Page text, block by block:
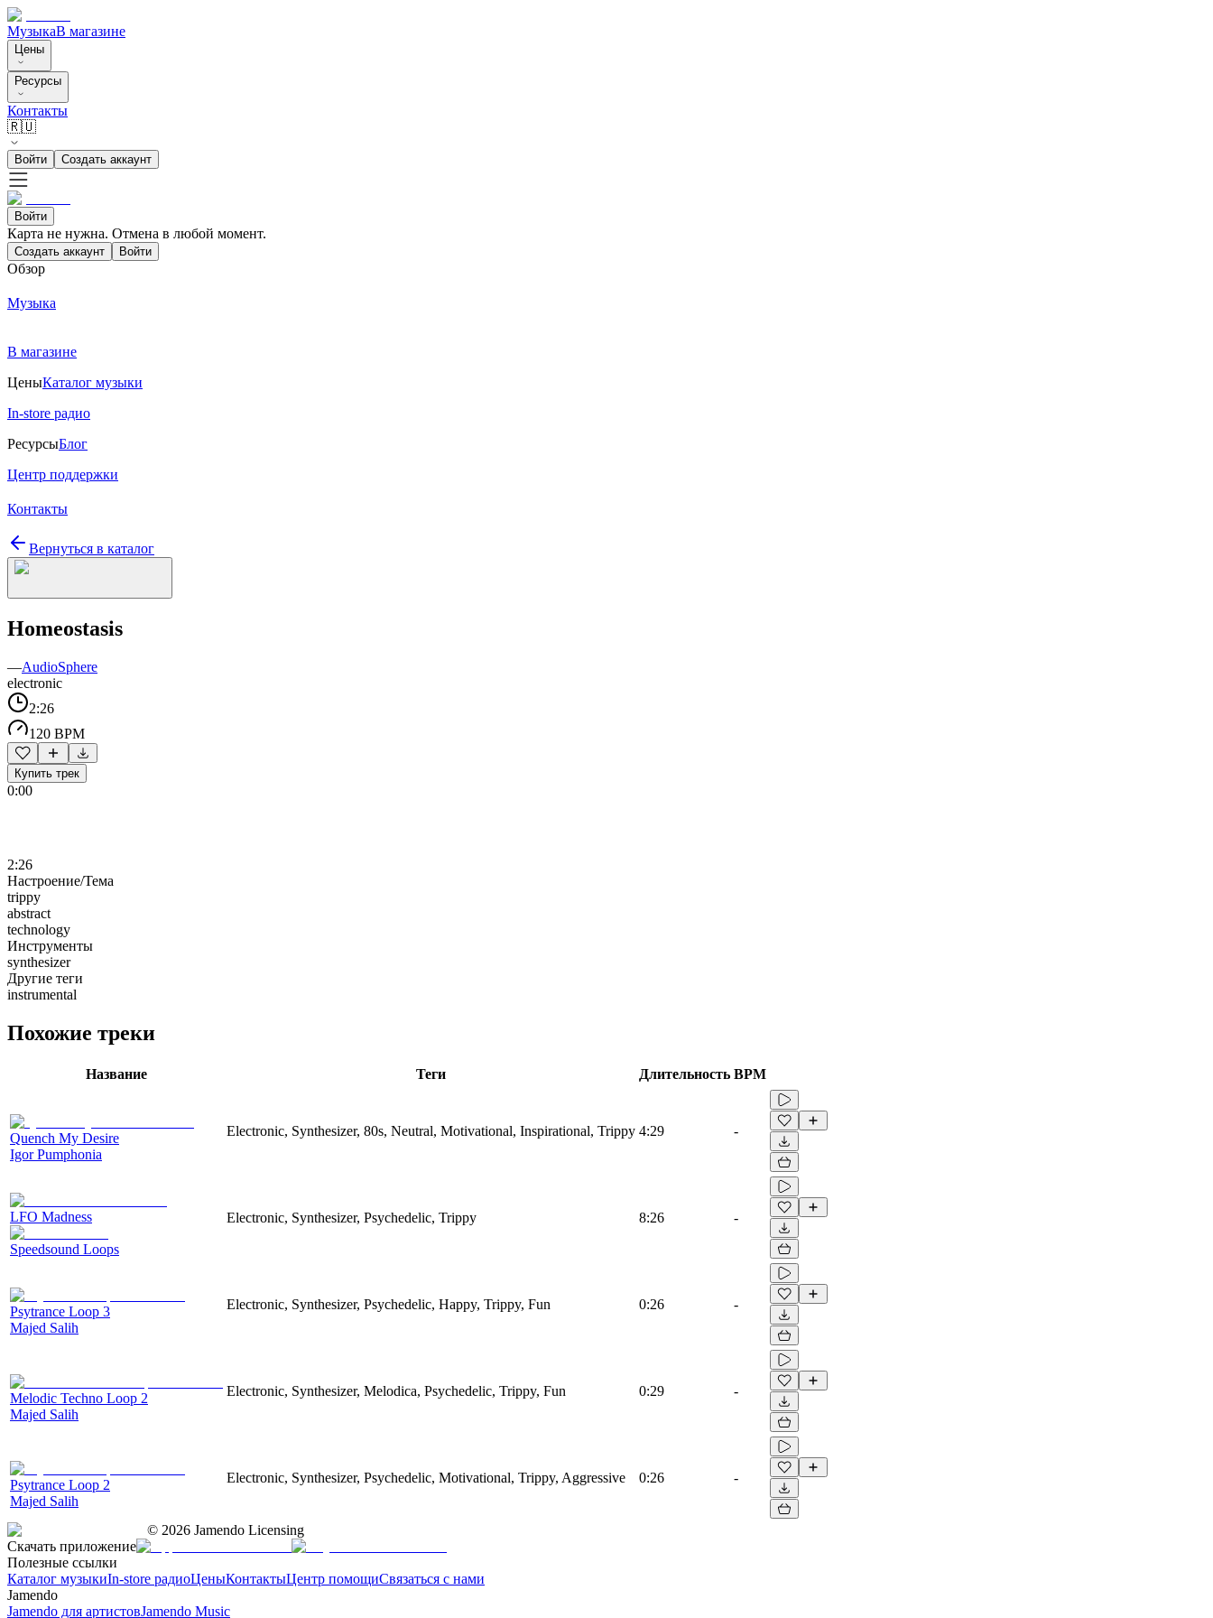
МузыкаВ магазине
Цены
Ресурсы
Контакты
🇷🇺
Войти Создать аккаунт
Войти
Карта не нужна. Отмена в любой момент.
Создать аккаунт Войти
Обзор
Музыка
В магазине
ЦеныКаталог музыки
In-store радио
РесурсыБлог
Центр поддержки
Контакты
Вернуться в каталог
Homeostasis
—AudioSphere
electronic
2:26
120 BPM
Купить трек
0:00
2:26
Настроение/Тема
trippy
abstract
technology
Инструменты
synthesizer
Другие теги
instrumental
Похожие треки
Название Теги Длительность BPM
Quench My Desire
Igor Pumphonia
Electronic, Synthesizer, 80s, Neutral, Motivational, Inspirational, Trippy 4:29 -
LFO Madness
Speedsound Loops
Electronic, Synthesizer, Psychedelic, Trippy 8:26 -
Psytrance Loop 3
Majed Salih
Electronic, Synthesizer, Psychedelic, Happy, Trippy, Fun 0:26 -
Melodic Techno Loop 2
Majed Salih
Electronic, Synthesizer, Melodica, Psychedelic, Trippy, Fun 0:29 -
Psytrance Loop 2
Majed Salih
Electronic, Synthesizer, Psychedelic, Motivational, Trippy, Aggressive 0:26 -
© 2026 Jamendo Licensing
Скачать приложение
Полезные ссылки
Каталог музыкиIn-store радиоЦеныКонтактыЦентр помощиСвязаться с нами
Jamendo
Jamendo для артистовJamendo Music